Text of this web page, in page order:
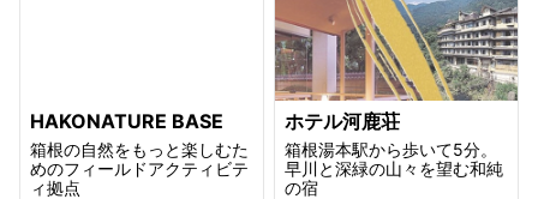
HAKONATURE BASE
箱根の自然をもっと楽しむた
めのフィールドアクティビテ
ィ拠点
ホテル河鹿荘
箱根湯本駅から歩いて5分。
早川と深緑の山々を望む和純
の宿